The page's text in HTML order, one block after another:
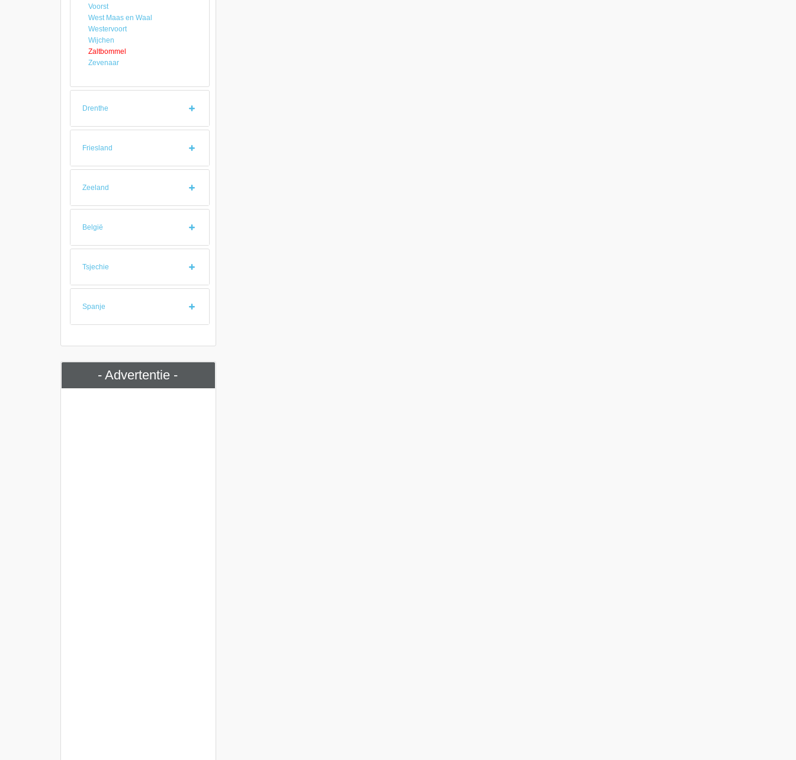
Voorst
West Maas en Waal
Westervoort
Wijchen
Zaltbommel
Zevenaar
Drenthe
Friesland
Zeeland
België
Tsjechie
Spanje
- Advertentie -